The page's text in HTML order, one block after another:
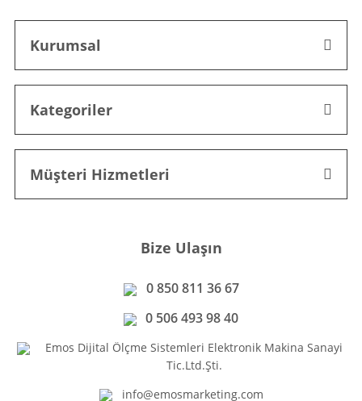
Kurumsal
Kategoriler
Müşteri Hizmetleri
Bize Ulaşın
0 850 811 36 67
0 506 493 98 40
Emos Dijital Ölçme Sistemleri Elektronik Makina Sanayi
Tic.Ltd.Şti.
info@emosmarketing.com